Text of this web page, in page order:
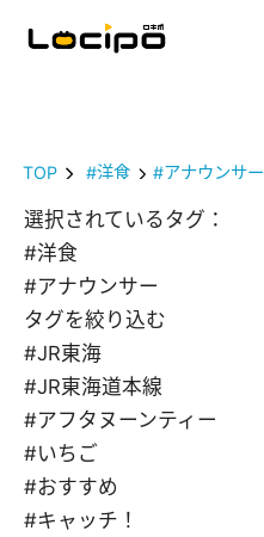
TOP #洋食 #アナウンサー
選択されているタグ：
#洋食
#アナウンサー
タグを絞り込む
#JR東海
#JR東海道本線
#アフタヌーンティー
#いちご
#おすすめ
#キャッチ！